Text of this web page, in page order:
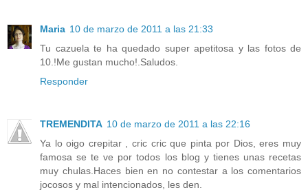
Maria 10 de marzo de 2011 a las 21:33
Tu cazuela te ha quedado super apetitosa y las fotos de
10.!Me gustan mucho!.Saludos.
Responder
TREMENDITA 10 de marzo de 2011 a las 22:16
Ya lo oigo crepitar , cric cric que pinta por Dios, eres muy
famosa se te ve por todos los blog y tienes unas recetas
muy chulas.Haces bien en no contestar a los comentarios
jocosos y mal intencionados, les den.